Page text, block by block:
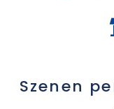
Szenen